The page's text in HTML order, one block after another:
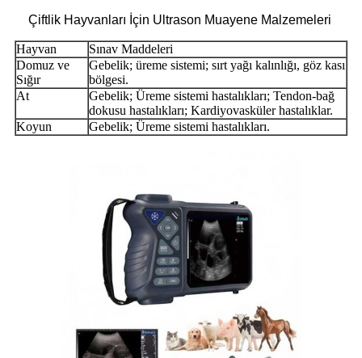
Çiftlik Hayvanları İçin Ultrason Muayene Malzemeleri
Hayvan
Sınav Maddeleri
Domuz ve
Sığır
Gebelik; üreme sistemi; sırt yağı kalınlığı, göz kası
bölgesi.
At
Gebelik; Üreme sistemi hastalıkları; Tendon-bağ
dokusu hastalıkları; Kardiyovasküler hastalıklar.
Koyun
Gebelik; Üreme sistemi hastalıkları.